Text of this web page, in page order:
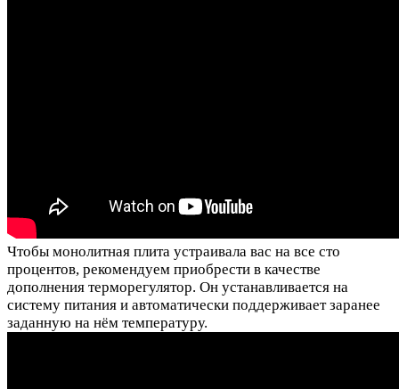
Чтобы монолитная плита устраивала вас на все сто
процентов, рекомендуем приобрести в качестве
дополнения терморегулятор. Он устанавливается на
систему питания и автоматически поддерживает заранее
заданную на нём температуру.